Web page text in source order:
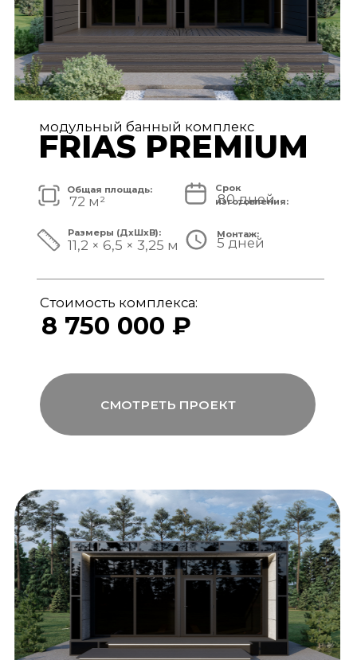
6 950 000 ₽
11,7 × 3,9 × 3,25 м
80 дней
48 м²
Общая площадь:
модульный банный комплекс
TISAN LUXE